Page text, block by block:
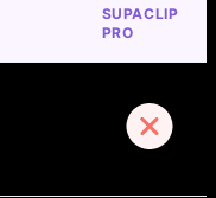
SUPACLIP
PRO